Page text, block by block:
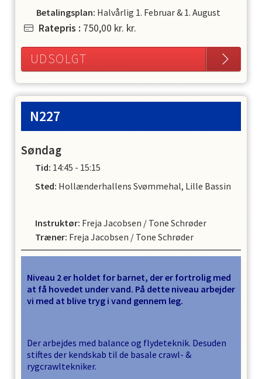
Betalingsplan: Halvårlig 1. Februar& 1. August
Ratepris : 750,00 kr. kr.
UDSOLGT
N227
Søndag
Tid: 14:45 - 15:15
Sted: Hollænderhallens Svømmehal, Lille Bassin
Instruktør: Freja Jacobsen / Tone Schrøder
Træner: Freja Jacobsen / Tone Schrøder
Niveau 2 er holdet for barnet, der er fortrolig med
at få hovedet under vand. På dette niveau arbejder
vi med at blive tryg i vand gennem leg.
Der arbejdes med balance og flydeteknik. Desuden
stiftes der kendskab til de basale crawl- &
rygcrawltekniker.